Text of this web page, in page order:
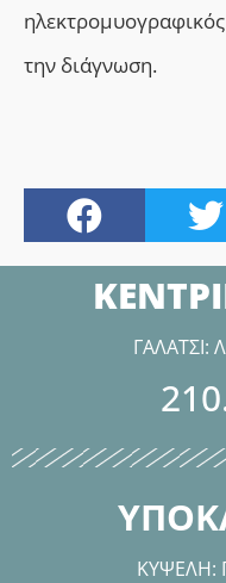
την διάγνωση.
ΓΑΛΑΤΣΙ:
ΚΥΨΕΛΗ: